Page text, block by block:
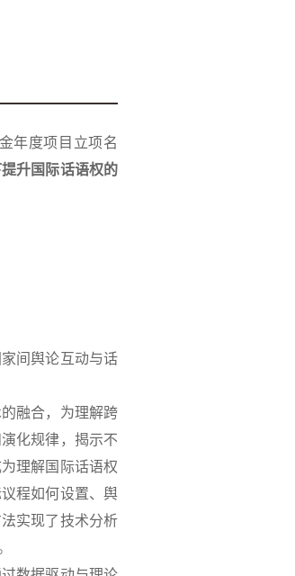
年度项目立项名
升国际话语权的
间舆论互动与话
融合，为理解跨
化规律，揭示不
理解国际话语权
程如何设置、舆
实现了技术分析